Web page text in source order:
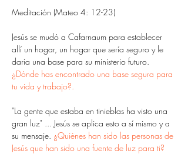
Meditación (Mateo 4: 12-23)
Jesús se mudó a Cafarnaum para establecer
allí un hogar, un hogar que sería seguro y le
daría una base para su ministerio futuro.
¿Dónde has encontrado una base segura para
tu vida y trabajo?.
"La gente que estaba en tinieblas ha visto una
gran luz" ... Jesús se aplica esto a sí mismo y a
su mensaje. ¿Quiénes han sido las personas de
Jesús que han sido una fuente de luz para ti?